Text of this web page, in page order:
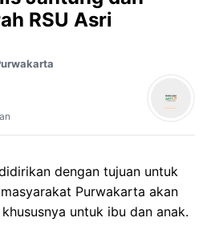
RSU Asri
dengan tujuan untuk
Purwakarta akan
untuk ibu dan anak.